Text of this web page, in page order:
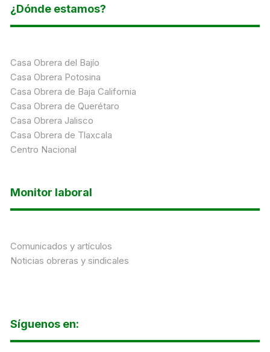
¿Dónde estamos?
Casa Obrera del Bajío
Casa Obrera Potosina
Casa Obrera de Baja California
Casa Obrera de Querétaro
Casa Obrera Jalisco
Casa Obrera de Tlaxcala
Centro Nacional
Monitor laboral
Comunicados y artículos
Noticias obreras y sindicales
Síguenos en: